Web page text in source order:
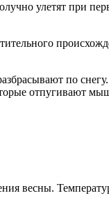
улетят
по
отпугивают
весны.